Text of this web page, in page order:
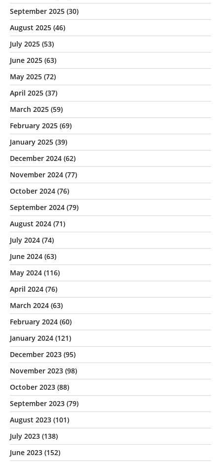
September 2025 (30)
August 2025 (46)
July 2025 (53)
June 2025 (63)
May 2025 (72)
April 2025 (37)
March 2025 (59)
February 2025 (69)
January 2025 (39)
December 2024 (62)
November 2024 (77)
October 2024 (76)
September 2024 (79)
August 2024 (71)
July 2024 (74)
June 2024 (63)
May 2024 (116)
April 2024 (76)
March 2024 (63)
February 2024 (60)
January 2024 (121)
December 2023 (95)
November 2023 (98)
October 2023 (88)
September 2023 (79)
August 2023 (101)
July 2023 (138)
June 2023 (152)